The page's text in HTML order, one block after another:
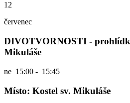
12
červenec
DIVOTVORNOSTI -
Mikuláše
ne 15:00 - 15:45
Místo: Kostel sv. Mikuláše